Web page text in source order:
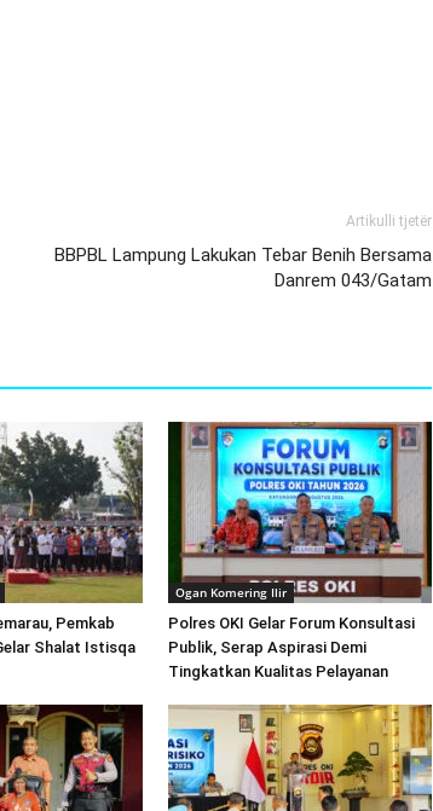
Artikulli tjetër
BBPBL Lampung Lakukan Tebar Benih Bersama
Danrem 043/Gatam
Pemkab
Shalat Istisqa
Ogan Komering Ilir
Polres OKI Gelar Forum Konsultasi
Publik, Serap Aspirasi Demi
Tingkatkan Kualitas Pelayanan